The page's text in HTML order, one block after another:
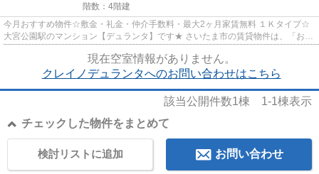
階数：4階建
今月おすすめ物件☆敷金・礼金・仲介手数料・最大2ヶ月家賃無料 １Ｋタイプ☆
大宮公園駅のマンション【デュランタ】です★ さいたま市の賃貸物件は、「お部
現在空室情報がありません。
クレイノデュランタへのお問い合わせはこちら
該当公開件数1棟 1-1棟表示
チェックした物件をまとめて
お問い合わせ
検討リストに追加